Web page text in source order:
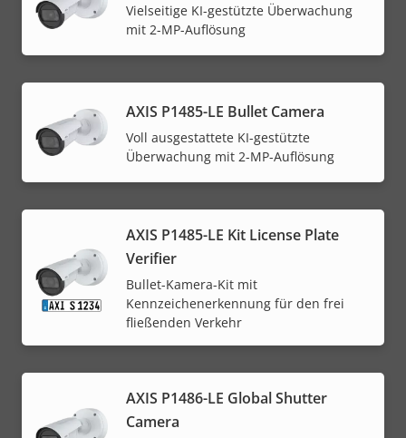
Vielseitige KI-gestützte Überwachung
mit 2-MP-Auflösung
AXIS P1485-LE Bullet Camera
Voll ausgestattete KI-gestützte
Überwachung mit 2-MP-Auflösung
AXIS P1485-LE Kit License Plate
Verifier
Bullet-Kamera-Kit mit
Kennzeichenerkennung für den frei
fließenden Verkehr
AXIS P1486-LE Global Shutter
Camera